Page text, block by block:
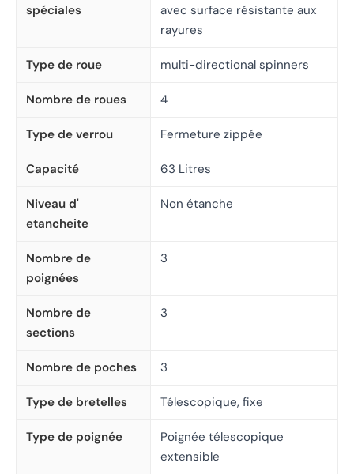
spéciales
avec surface résistante aux
rayures
Type de roue multi-directional spinners
Nombre de roues 4
Type de verrou Fermeture zippée
Capacité 63 Litres
Niveau d'
etancheite
Non étanche
Nombre de
poignées
3
Nombre de
sections
3
Nombre de poches 3
Type de bretelles Télescopique, fixe
Type de poignée
Poignée télescopique
extensible